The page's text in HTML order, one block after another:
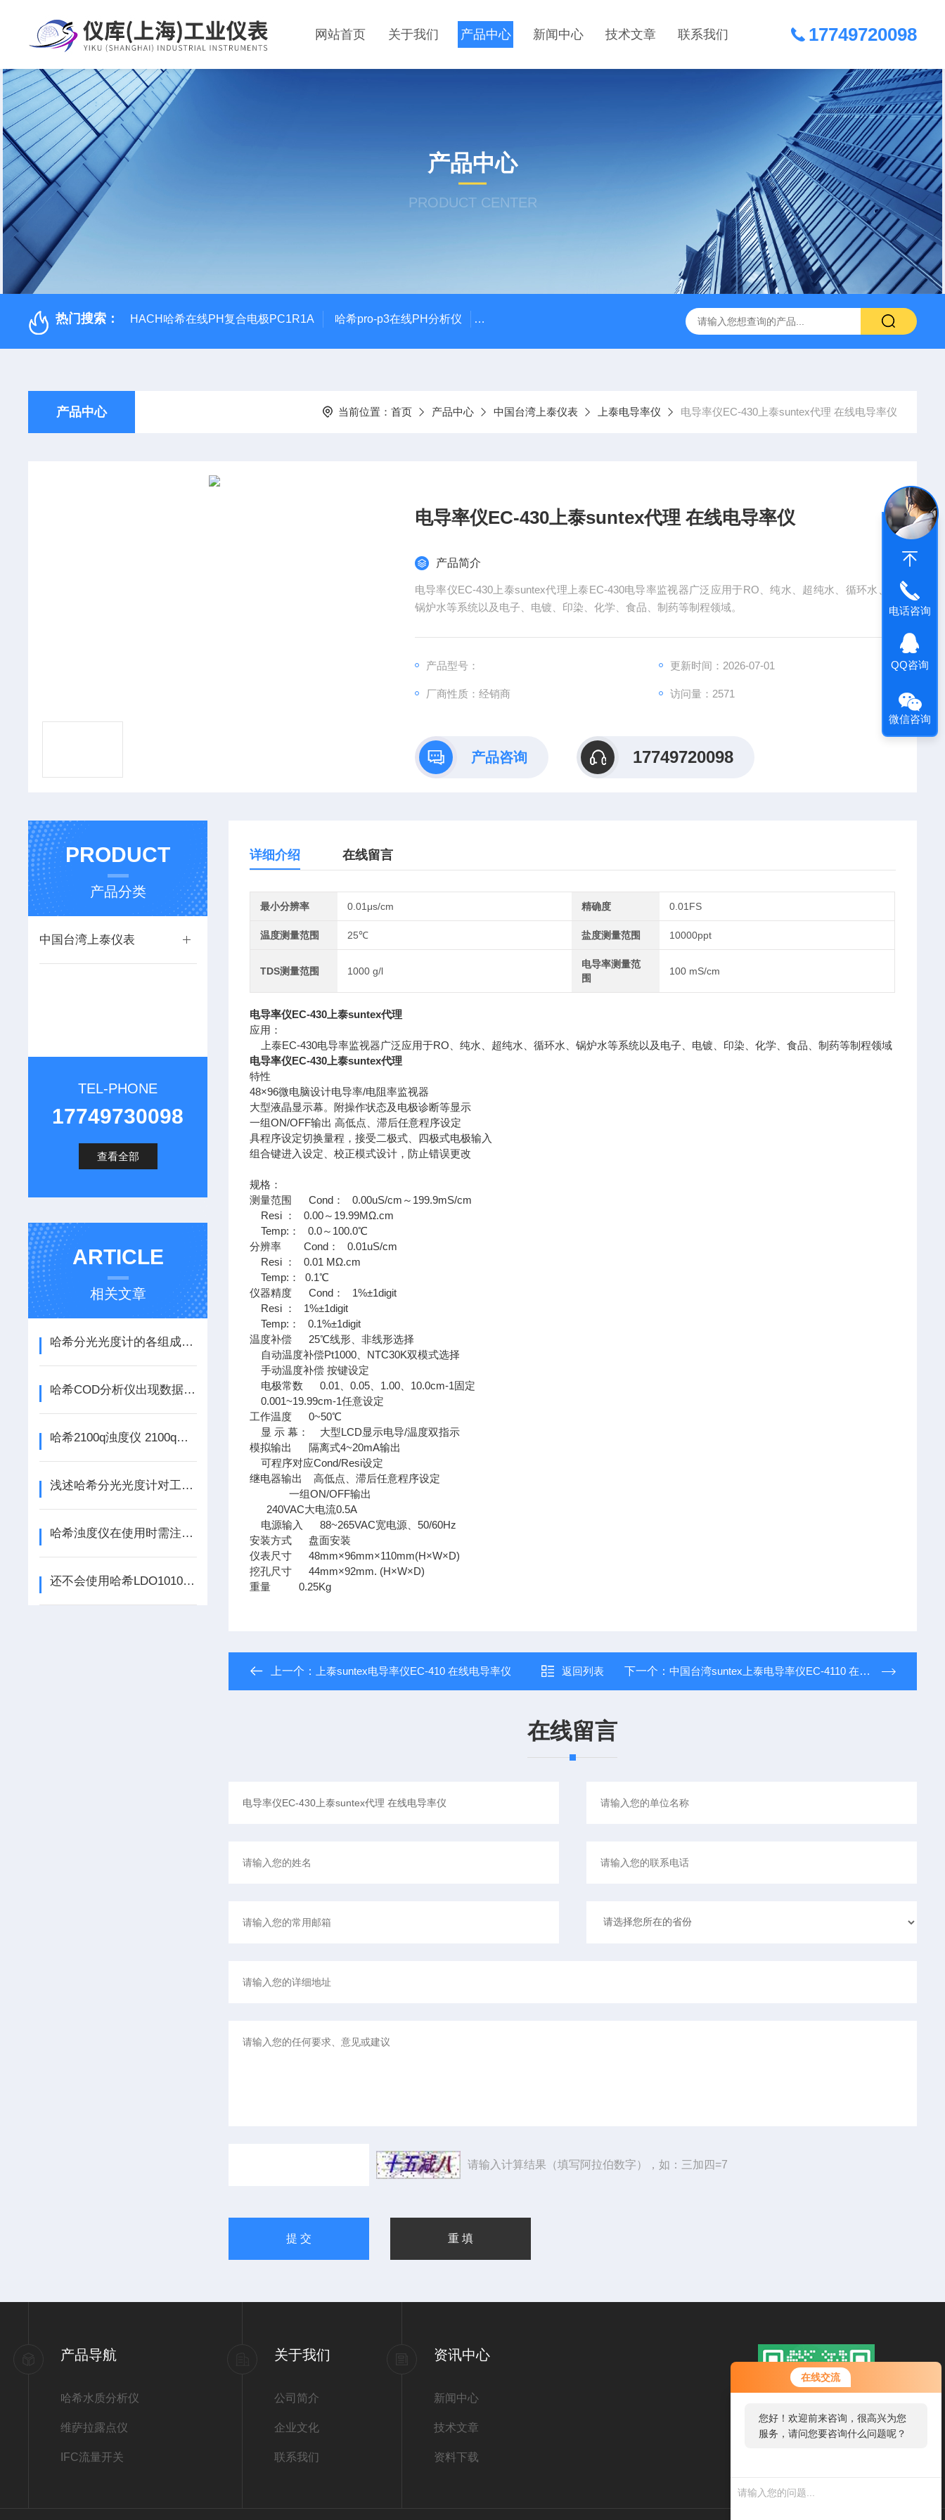
在线交流
您好！欢迎前来咨询，很高兴为您
服务，请问您要咨询什么问题呢？
网站首页 关于我们 产品中心 新闻中心 技术文章 联系我们 17749720098
产品中心
PRODUCT CENTER
热门搜索： HACH哈希在线PH复合电极PC1R1A 哈希pro-p3在线PH分析仪 哈希在线PH计电极PD1R1 哈希HQ40D便携式多参数水质分析仪 哈希PD1P1在线PH
产品中心 当前位置： 首页 产品中心 中国台湾上泰仪表 上泰电导率仪 电导率仪EC-430上泰suntex代理 在线电导率仪
电导率仪EC-430上泰suntex代理 在线电导率仪
产品简介
电导率仪EC-430上泰suntex代理上泰EC-430电导率监视器广泛应用于RO、纯水、超纯水、循环水、
锅炉水等系统以及电子、电镀、印染、化学、食品、制药等制程领域。
产品型号： 更新时间：2026-07-01
厂商性质：经销商 访问量：2571
产品咨询 17749720098
PRODUCT
产品分类
中国台湾上泰仪表
TEL-PHONE
17749730098
查看全部
ARTICLE
相关文章
哈希分光光度计的各组成部件功能特点介绍
哈希COD分析仪出现数据不稳现象的情况分析
哈希2100q浊度仪 2100q浊度计 2100q便携式
浅述哈希分光光度计对工作环境的要求
哈希浊度仪在使用时需注意的要点
还不会使用哈希LDO10103溶氧电极？进来看
详细介绍 在线留言
最小分辨率 0.01μs/cm 精确度 0.01FS
温度测量范围 25℃ 盐度测量范围 10000ppt
TDS测量范围 1000 g/l
电导率测量范
围
100 mS/cm
电导率仪EC-430上泰suntex代理
应用：
上泰EC-430电导率监视器广泛应用于RO、纯水、超纯水、循环水、锅炉水等系统以及电子、电镀、印染、化学、食品、制药等制程领域
电导率仪EC-430上泰suntex代理
特性
48×96微电脑设计电导率/电阻率监视器
大型液晶显示幕。附操作状态及电极诊断等显示
一组ON/OFF输出 高低点、滞后任意程序设定
具程序设定切换量程，接受二极式、四极式电极输入
组合键进入设定、校正模式设计，防止错误更改
规格：
测量范围 Cond： 0.00uS/cm～199.9mS/cm
Resi ： 0.00～19.99MΩ.cm
Temp:： 0.0～100.0℃
分辨率 Cond： 0.01uS/cm
Resi ： 0.01 MΩ.cm
Temp:： 0.1℃
仪器精度 Cond： 1%±1digit
Resi ： 1%±1digit
Temp:： 0.1%±1digit
温度补偿 25℃线形、非线形选择
自动温度补偿Pt1000、NTC30K双模式选择
手动温度补偿 按键设定
电极常数 0.01、0.05、1.00、10.0cm-1固定
0.001~19.99cm-1任意设定
工作温度 0~50℃
显 示 幕： 大型LCD显示电导/温度双指示
模拟输出 隔离式4~20mA输出
可程序对应Cond/Resi设定
继电器输出 高低点、滞后任意程序设定
一组ON/OFF输出
240VAC大电流0.5A
电源输入 88~265VAC宽电源、50/60Hz
安装方式 盘面安装
仪表尺寸 48mm×96mm×110mm(H×W×D)
挖孔尺寸 44mm×92mm. (H×W×D)
重量 0.25Kg
上一个： 上泰suntex电导率仪EC-410 在线电导率仪 返回列表 下一个： 中国台湾suntex上泰电导率仪EC-4110 在线电导率仪
在线留言
请输入计算结果（填写阿拉伯数字），如：三加四=7
产品导航
哈希水质分析仪
维萨拉露点仪
IFC流量开关
关于我们
公司简介
企业文化
联系我们
资讯中心
新闻中心
技术文章
资料下载
电话咨询
QQ咨询
微信咨询